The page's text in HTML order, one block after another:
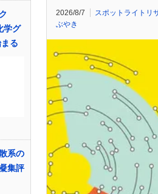
学グ
る
系の
集評
2026/8/7 スポットライトリ
ぶやき